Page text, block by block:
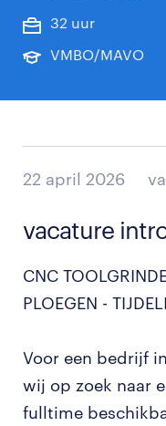
32 uur
VMBO/MAVO
22 april 2026
vacature
CNC
PLOEGEN -
Voor een bedrijf
wij op zoek naar
fulltime